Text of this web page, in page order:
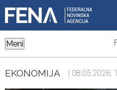
Meni
EKONOMIJA | 08.05.2026.